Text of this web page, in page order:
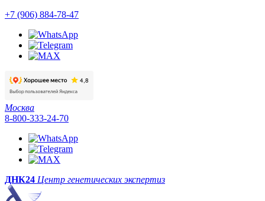
+7 (906) 884-78-47
Москва
8-800-333-24-70
ДНК24 Центр генетических экспертиз